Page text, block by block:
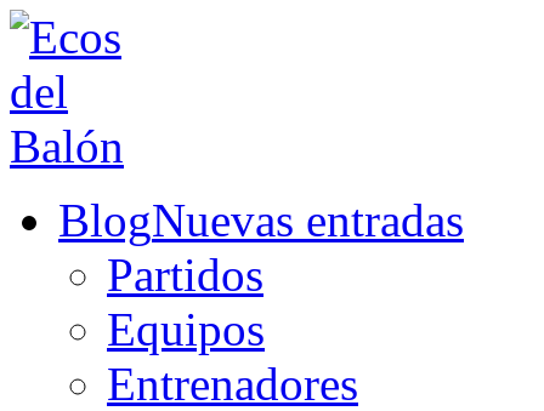
BlogNuevas entradas
Partidos
Equipos
Entrenadores